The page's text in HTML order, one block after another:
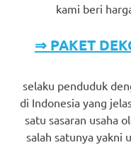
kami beri
⇒ PAKET
selaku penduduk
di Indonesia yang
satu sasaran usaha
salah satunya yakni